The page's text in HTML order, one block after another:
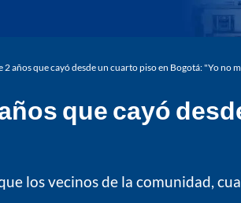
2 años que cayó desde un cuarto piso en Bogotá: "Yo no
que cayó
los vecinos de la comunidad,